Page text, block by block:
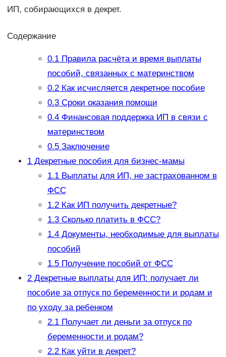
ИП, собирающихся в декрет.
Содержание
0.1Правила расчёта и время выплаты
пособий, связанных с материнством
0.2Как исчисляется декретное пособие
0.3Сроки оказания помощи
0.4Финансовая поддержка ИП в связи с
материнством
0.5Заключение
1Декретные пособия для бизнес-мамы
1.1Выплаты для ИП, не застрахованном в
ФСС
1.2Как ИП получить декретные?
1.3Сколько платить в ФСС?
1.4Документы, необходимые для выплаты
пособий
1.5Получение пособий от ФСС
2Декретные выплаты для ИП: получает ли
пособие за отпуск по беременности и родам и
по уходу за ребенком
2.1Получает ли деньги за отпуск по
беременности и родам?
2.2Как уйти в декрет?